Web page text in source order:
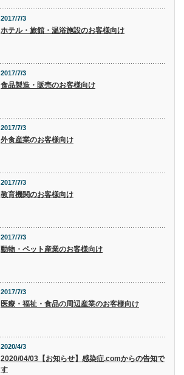
2017/7/3
ホテル・旅館・温浴施設のお客様向け
2017/7/3
食品製造・販売のお客様向け
2017/7/3
外食産業のお客様向け
2017/7/3
教育機関のお客様向け
2017/7/3
動物・ペット産業のお客様向け
2017/7/3
医療・福祉・食品の周辺産業のお客様向け
2020/4/3
2020/04/03【お知らせ】感染症.comからの告知で
す